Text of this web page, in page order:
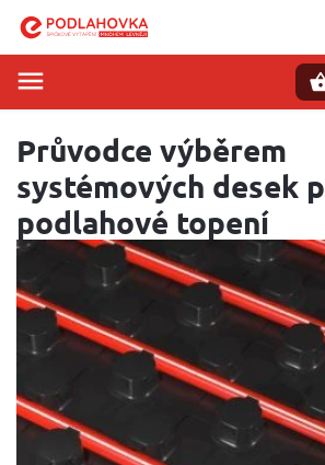
Průvodce výběrem
systémových desek
podlahové topení